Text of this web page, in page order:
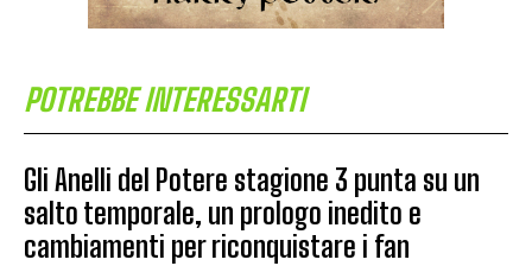
POTREBBE INTERESSARTI
Gli Anelli del Potere stagione 3 punta su un
salto temporale, un prologo inedito e
cambiamenti per riconquistare i fan